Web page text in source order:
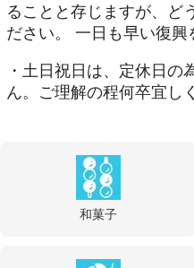
ることと存じますが、ど
ださい。 一日も早い復興
・土日祝日は、定休日の
ん。ご理解の程何卒宜し
和菓子